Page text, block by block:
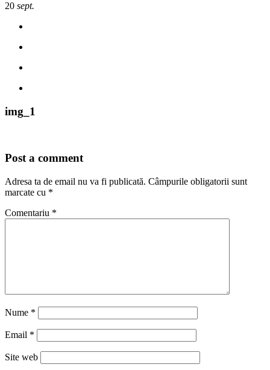
20 sept.
img_1
Post a comment
Adresa ta de email nu va fi publicată. Câmpurile obligatorii sunt
marcate cu *
Comentariu *
Nume *
Email *
Site web